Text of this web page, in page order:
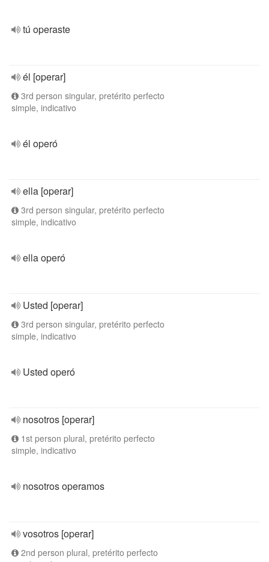
tú operaste
él [operar]
3rd person singular, pretérito perfecto
simple, indicativo
él operó
ella [operar]
3rd person singular, pretérito perfecto
simple, indicativo
ella operó
Usted [operar]
3rd person singular, pretérito perfecto
simple, indicativo
Usted operó
nosotros [operar]
1st person plural, pretérito perfecto
simple, indicativo
nosotros operamos
vosotros [operar]
2nd person plural, pretérito perfecto